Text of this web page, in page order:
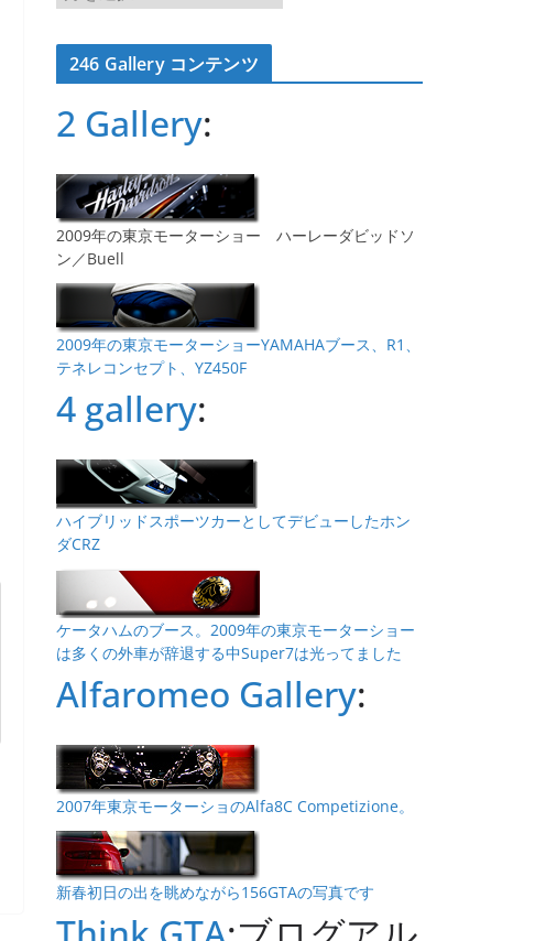
ー
カ
イ246 Gallery コンテンツ
2 Gallery:
2009年の東京モーターショー ハーレーダビッドソ
ン／Buell
2009年の東京モーターショーYAMAHAブース、R1、
テネレコンセプト、YZ450F
4 gallery:
ハイブリッドスポーツカーとしてデビューしたホン
ダCRZ
ケータハムのブース。2009年の東京モーターショー
は多くの外車が辞退する中Super7は光ってました
Alfaromeo Gallery:
2007年東京モーターショのAlfa8C Competizione。
新春初日の出を眺めながら156GTAの写真です